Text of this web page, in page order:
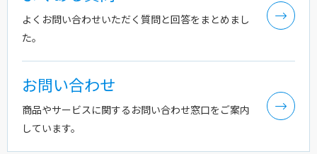
よくお問い合わせいただく質問と回答をまとめまし
た。
お問い合わせ
商品やサービスに関するお問い合わせ窓口をご案内
しています。